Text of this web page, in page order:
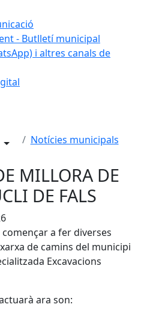
- Butlletí municipal
i altres canals de
Notícies municipals
MILLORA DE
DE FALS
començar a fer diverses
de camins del municipi
Excavacions
ara son: